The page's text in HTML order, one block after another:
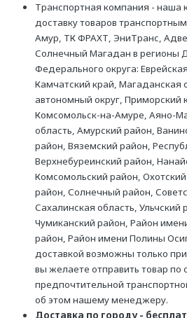
Транспортная компания - наша
доставку товаров
Амур, ТК ФРАХТ, ЭниТранс,
Солнечный Магадан в регионы
Федерального округа:
Камчатский край, Магаданская
автономный округ, Приморский
Комсомольск-на-Амуре, Аяно-
область, Амурский район,
район, Вяземский район,
Верхнебуреинский район,
Комсомольский район,
район, Солнечный район,
Сахалинская область, Ульчский
Чумиканский район, Район
район, Район имени Полины
доставкой возможны только
вы желаете отправить товар по
предпочтительной
об этом нашему менеджеру.